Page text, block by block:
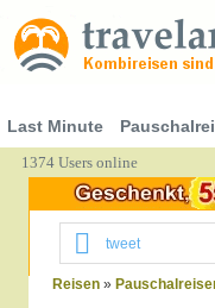
Last Minute
1374 Users online
tweet
Reisen »